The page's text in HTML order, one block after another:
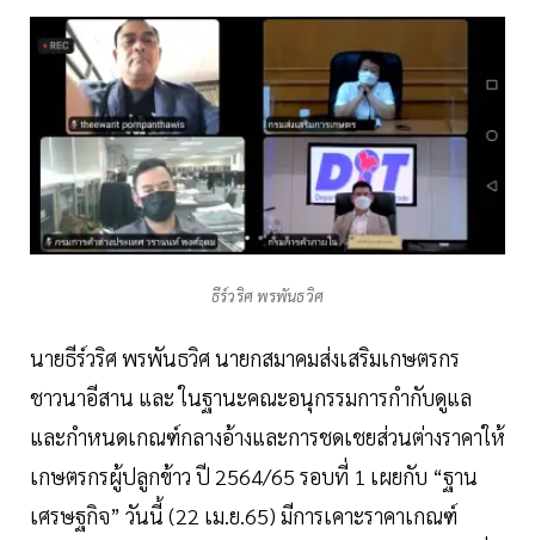
ธีร์วริศ พรพันธวิศ
นายธีร์วริศ พรพันธวิศ นายกสมาคมส่งเสริมเกษตรกร
ชาวนาอีสาน และ ในฐานะคณะอนุกรรมการกำกับดูแล
และกำหนดเกณฑ์กลางอ้างและการชดเชยส่วนต่างราคาให้
เกษตรกรผู้ปลูกข้าว ปี 2564/65 รอบที่ 1 เผยกับ “ฐาน
เศรษฐกิจ” วันนี้ (22 เม.ย.65) มีการเคาะราคาเกณฑ์